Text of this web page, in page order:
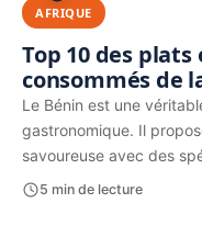
AFRIQUE
Top 10 des
consommés de
Le Bénin est une
gastronomique. Il
savoureuse avec des
5 min de lecture